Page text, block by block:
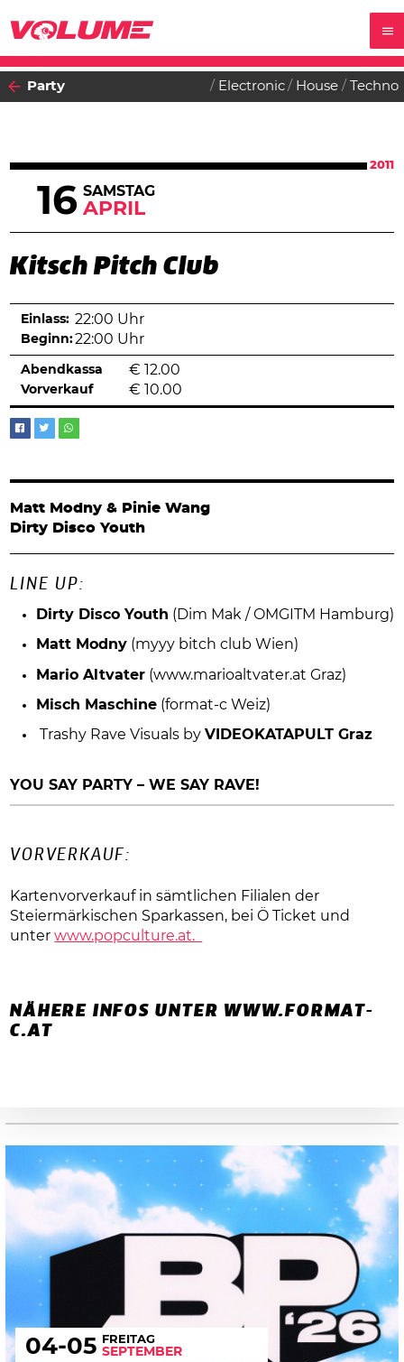
Party Electronic House Techno
2011
16 SAMSTAG
APRIL
Kitsch Pitch Club
Einlass: 22:00 Uhr
Beginn:22:00 Uhr
Abendkassa € 12.00
Vorverkauf € 10.00
Matt Modny & Pinie Wang
Dirty Disco Youth
LINE UP:
Dirty Disco Youth (Dim Mak / OMGITM Hamburg)
Matt Modny(myyy bitch club Wien)
Mario Altvater(www.marioaltvater.at Graz)
Misch Maschine(format-c Weiz)
Trashy Rave Visuals by VIDEOKATAPULT Graz
YOU SAY PARTY – WE SAY RAVE!
VORVERKAUF:
Kartenvorverkauf in sämtlichen Filialen der
Steiermärkischen Sparkassen, bei Ö Ticket und
unterwww.popculture.at.
NÄHERE INFOS UNTER WWW.FORMAT-
C.AT
04-05 FREITAG
SEPTEMBER